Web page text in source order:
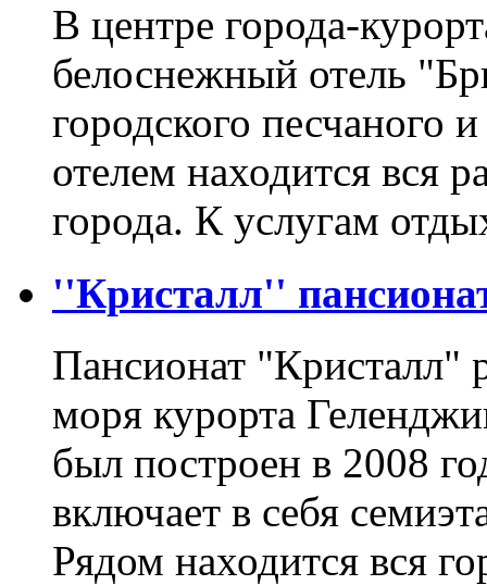
В центре города-
белоснежный отель
городского песчаного
отелем находится вся
города. К услугам
''Кристалл''
Пансионат "Кристалл"
моря курорта
был построен в 2008
включает в себя
Рядом находится вся